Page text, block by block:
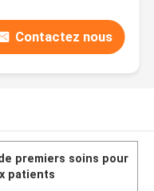
Contactez nous
premiers soins pour
patients